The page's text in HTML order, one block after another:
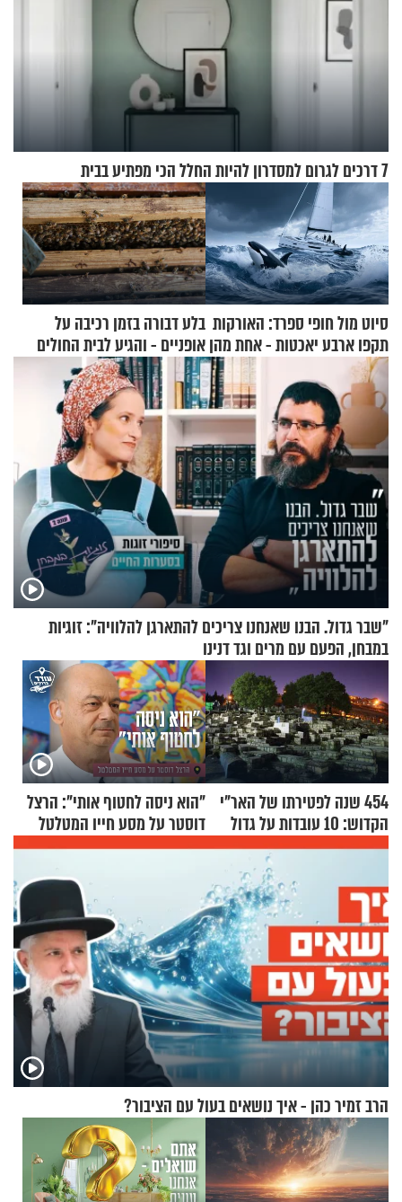
7 דרכים לגרום למסדרון להיות החלל הכי מפתיע בבית
סיוט מול חופי ספרד: האורקות
תקפו ארבע יאכטות - אחת מהן
טבעה
בלע דבורה בזמן רכיבה על
אופניים - והגיע לבית החולים
במצב מסכן חיים
"שבר גדול. הבנו שאנחנו צריכים להתארגן להלוויה": זוגיות
במבחן, הפעם עם מרים וגד דנינו
454 שנה לפטירתו של האר"י
הקדוש: 10 עובדות על גדול
מקובלי צפת
"הוא ניסה לחטוף אותי": הרצל
דוסטר על מסע חייו המטלטל
הרב זמיר כהן - איך נושאים בעול עם הציבור?